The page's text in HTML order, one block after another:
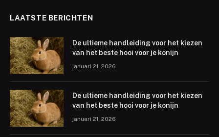
LAATSTE BERICHTEN
De ultieme handleiding voor het kiezen
van het beste hooi voor je konijn
januari 21, 2026
De ultieme handleiding voor het kiezen
van het beste hooi voor je konijn
januari 21, 2026